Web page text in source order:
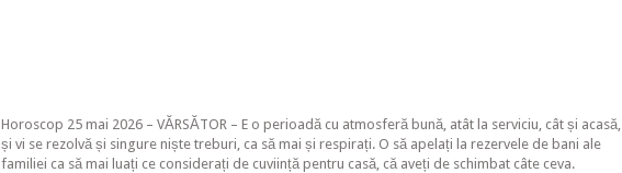
Horoscop 25 mai 2026 – VĂRSĂTOR – E o perioadă cu atmosferă bună, atât la serviciu, cât și acasă,
și vi se rezolvă și singure niște treburi, ca să mai și respirați. O să apelați la rezervele de bani ale
familiei ca să mai luați ce considerați de cuviință pentru casă, că aveți de schimbat câte ceva.